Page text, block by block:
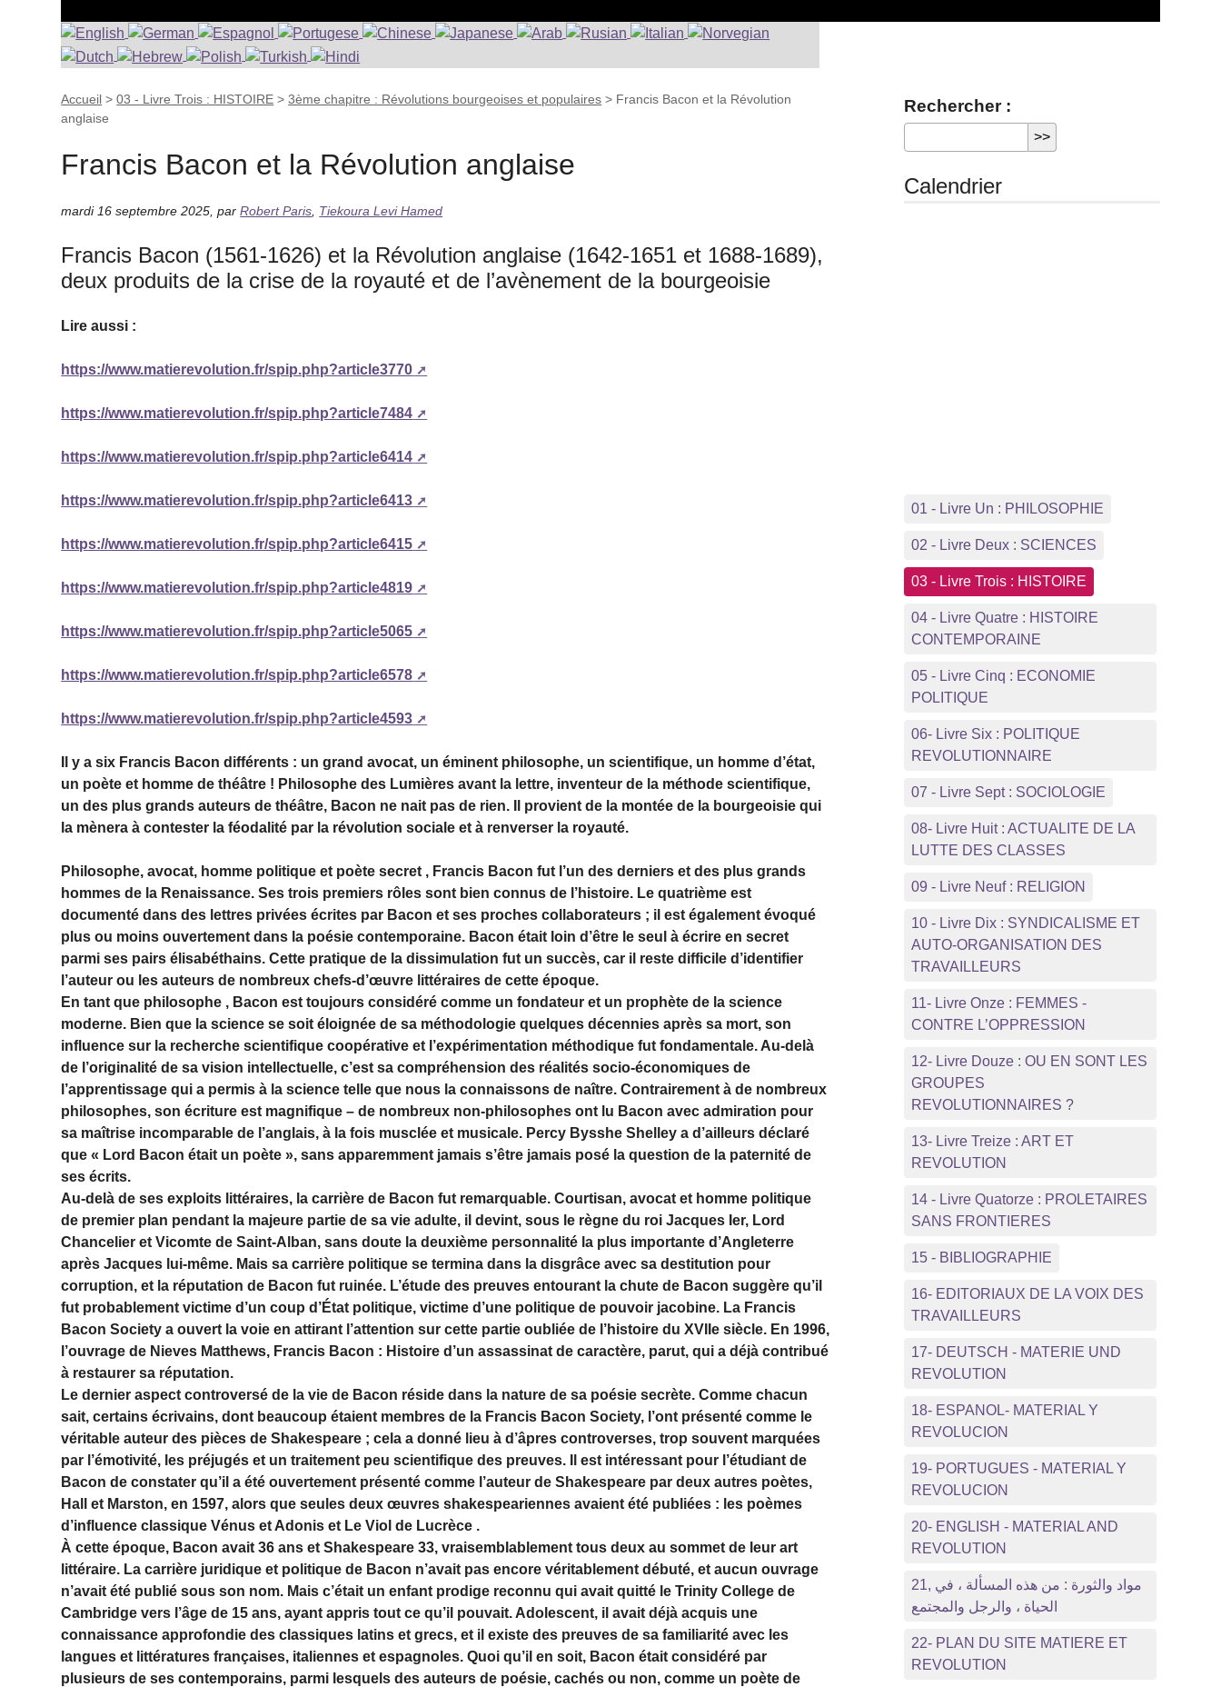
Accueil >03 - Livre Trois : HISTOIRE >3ème chapitre : Révolutions bourgeoises et populaires > Francis Bacon et la Révolution
anglaise
Francis Bacon et la Révolution anglaise
mardi 16 septembre 2025 ,parRobert Paris Tiekoura Levi Hamed
Francis Bacon (1561-1626) et la Révolution anglaise (1642-1651 et 1688-1689),
deux produits de la crise de la royauté et de l’avènement de la bourgeoisie
Lire aussi :
https://www.matierevolution.fr/spip.php?article3770
https://www.matierevolution.fr/spip.php?article7484
https://www.matierevolution.fr/spip.php?article6414
https://www.matierevolution.fr/spip.php?article6413
https://www.matierevolution.fr/spip.php?article6415
https://www.matierevolution.fr/spip.php?article4819
https://www.matierevolution.fr/spip.php?article5065
https://www.matierevolution.fr/spip.php?article6578
https://www.matierevolution.fr/spip.php?article4593
Il y a six Francis Bacon différents : un grand avocat, un éminent philosophe, un scientifique, un homme d’état,
un poète et homme de théâtre ! Philosophe des Lumières avant la lettre, inventeur de la méthode scientifique,
un des plus grands auteurs de théâtre, Bacon ne nait pas de rien. Il provient de la montée de la bourgeoisie qui
la mènera à contester la féodalité par la révolution sociale et à renverser la royauté.
Philosophe, avocat, homme politique et poète secret , Francis Bacon fut l’un des derniers et des plus grands
hommes de la Renaissance. Ses trois premiers rôles sont bien connus de l’histoire. Le quatrième est
documenté dans des lettres privées écrites par Bacon et ses proches collaborateurs ; il est également évoqué
plus ou moins ouvertement dans la poésie contemporaine. Bacon était loin d’être le seul à écrire en secret
parmi ses pairs élisabéthains. Cette pratique de la dissimulation fut un succès, car il reste difficile d’identifier
l’auteur ou les auteurs de nombreux chefs-d’œuvre littéraires de cette époque.
En tant que philosophe , Bacon est toujours considéré comme un fondateur et un prophète de la science
moderne. Bien que la science se soit éloignée de sa méthodologie quelques décennies après sa mort, son
influence sur la recherche scientifique coopérative et l’expérimentation méthodique fut fondamentale. Au-delà
de l’originalité de sa vision intellectuelle, c’est sa compréhension des réalités socio-économiques de
l’apprentissage qui a permis à la science telle que nous la connaissons de naître. Contrairement à de nombreux
philosophes, son écriture est magnifique – de nombreux non-philosophes ont lu Bacon avec admiration pour
sa maîtrise incomparable de l’anglais, à la fois musclée et musicale. Percy Bysshe Shelley a d’ailleurs déclaré
que « Lord Bacon était un poète », sans apparemment jamais s’être jamais posé la question de la paternité de
ses écrits.
Au-delà de ses exploits littéraires, la carrière de Bacon fut remarquable. Courtisan, avocat et homme politique
de premier plan pendant la majeure partie de sa vie adulte, il devint, sous le règne du roi Jacques Ier, Lord
Chancelier et Vicomte de Saint-Alban, sans doute la deuxième personnalité la plus importante d’Angleterre
après Jacques lui-même. Mais sa carrière politique se termina dans la disgrâce avec sa destitution pour
corruption, et la réputation de Bacon fut ruinée. L’étude des preuves entourant la chute de Bacon suggère qu’il
fut probablement victime d’un coup d’État politique, victime d’une politique de pouvoir jacobine. La Francis
Bacon Society a ouvert la voie en attirant l’attention sur cette partie oubliée de l’histoire du XVIIe siècle. En 1996,
l’ouvrage de Nieves Matthews, Francis Bacon : Histoire d’un assassinat de caractère, parut, qui a déjà contribué
à restaurer sa réputation.
Le dernier aspect controversé de la vie de Bacon réside dans la nature de sa poésie secrète. Comme chacun
sait, certains écrivains, dont beaucoup étaient membres de la Francis Bacon Society, l’ont présenté comme le
véritable auteur des pièces de Shakespeare ; cela a donné lieu à d’âpres controverses, trop souvent marquées
par l’émotivité, les préjugés et un traitement peu scientifique des preuves. Il est intéressant pour l’étudiant de
Bacon de constater qu’il a été ouvertement présenté comme l’auteur de Shakespeare par deux autres poètes,
Hall et Marston, en 1597, alors que seules deux œuvres shakespeariennes avaient été publiées : les poèmes
d’influence classique Vénus et Adonis et Le Viol de Lucrèce .
À cette époque, Bacon avait 36 ans et Shakespeare 33, vraisemblablement tous deux au sommet de leur art
littéraire. La carrière juridique et politique de Bacon n’avait pas encore véritablement débuté, et aucun ouvrage
n’avait été publié sous son nom. Mais c’était un enfant prodige reconnu qui avait quitté le Trinity College de
Cambridge vers l’âge de 15 ans, ayant appris tout ce qu’il pouvait. Adolescent, il avait déjà acquis une
connaissance approfondie des classiques latins et grecs, et il existe des preuves de sa familiarité avec les
langues et littératures françaises, italiennes et espagnoles. Quoi qu’il en soit, Bacon était considéré par
plusieurs de ses contemporains, parmi lesquels des auteurs de poésie, cachés ou non, comme un poète de
Rechercher :
Calendrier
01 - Livre Un : PHILOSOPHIE
02 - Livre Deux : SCIENCES
03 - Livre Trois : HISTOIRE
04 - Livre Quatre : HISTOIRE
CONTEMPORAINE
05 - Livre Cinq : ECONOMIE
POLITIQUE
06- Livre Six : POLITIQUE
REVOLUTIONNAIRE
07 - Livre Sept : SOCIOLOGIE
08- Livre Huit : ACTUALITE DE LA
LUTTE DES CLASSES
09 - Livre Neuf : RELIGION
10 - Livre Dix : SYNDICALISME ET
AUTO-ORGANISATION DES
TRAVAILLEURS
11- Livre Onze : FEMMES -
CONTRE L’OPPRESSION
12- Livre Douze : OU EN SONT LES
GROUPES
REVOLUTIONNAIRES ?
13- Livre Treize : ART ET
REVOLUTION
14 - Livre Quatorze : PROLETAIRES
SANS FRONTIERES
15 - BIBLIOGRAPHIE
16- EDITORIAUX DE LA VOIX DES
TRAVAILLEURS
17- DEUTSCH - MATERIE UND
REVOLUTION
18- ESPANOL- MATERIAL Y
REVOLUCION
19- PORTUGUES - MATERIAL Y
REVOLUCION
20- ENGLISH - MATERIAL AND
REVOLUTION
21, مواد والثورة : من هذه المسألة ، في
الحياة ، والرجل والمجتمع
22- PLAN DU SITE MATIERE ET
REVOLUTION